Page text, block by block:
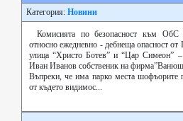
Категория: Новини
Комисията по безопасност към ОбС
относно ежедневно - дебнеща опасност
улица “Христо Ботев” и “Цар Симеон” –
Иван Иванов собственик на
Въпреки, че има парко места шофъорите
от където видимос...